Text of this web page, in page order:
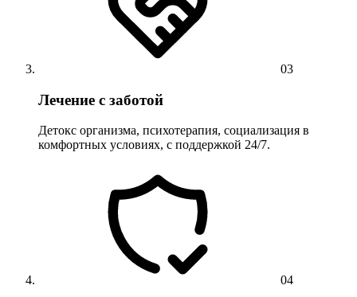
03
Лечение с заботой
Детокс организма, психотерапия, социализация в
комфортных условиях, с поддержкой 24/7.
04